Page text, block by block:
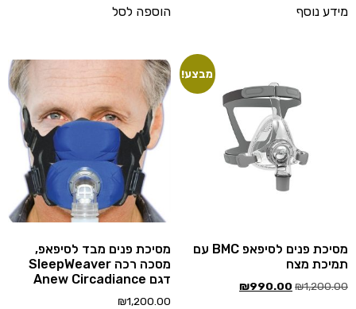
נוסף הוספה לסל
מבצע!
מסיכת פנים לסיפאפ BMC עם
מצח
₪
₪990.00
מסיכת פנים מבד לסיפאפ,
מסכה רכה SleepWeaver
דגם Anew Circadiance
₪1,200.00